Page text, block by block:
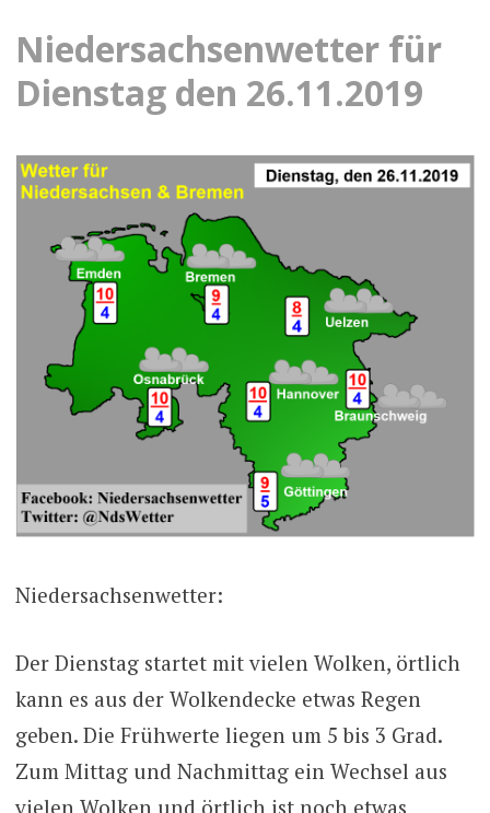
Niedersachsenwetter für
Dienstag den 26.11.2019
Niedersachsenwetter:
Der Dienstag startet mit vielen Wolken, örtlich
kann es aus der Wolkendecke etwas Regen
geben. Die Frühwerte liegen um 5 bis 3 Grad.
Zum Mittag und Nachmittag ein Wechsel aus
vielen Wolken und örtlich ist noch etwas